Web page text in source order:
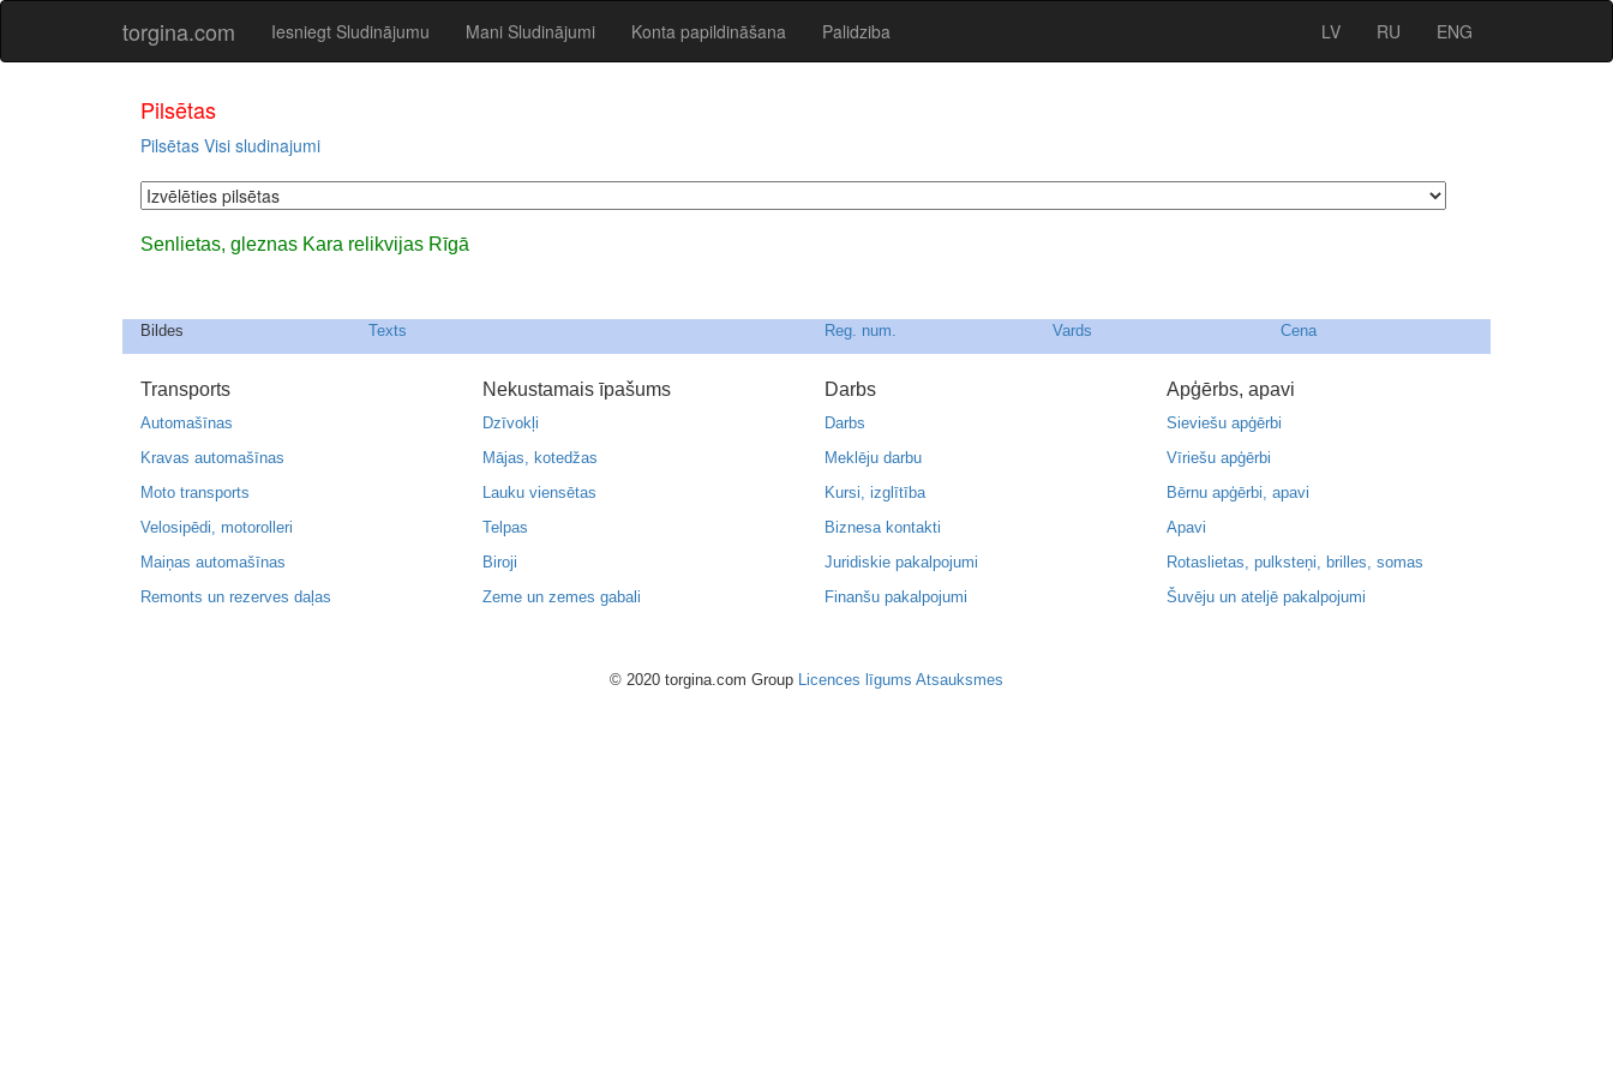
torgina.com Iesniegt Sludinājumu Mani Sludinājumi Konta papildināšana Palidziba LV RU ENG
Pilsētas
Pilsētas Visi sludinajumi
Senlietas, gleznas Kara relikvijas Rīgā
Bildes Texts Reg. num. Vards Cena
Transports
Automašīnas
Kravas automašīnas
Moto transports
Velosipēdi, motorolleri
Maiņas automašīnas
Remonts un rezerves daļas
Nekustamais īpašums
Dzīvokļi
Mājas, kotedžas
Lauku viensētas
Telpas
Biroji
Zeme un zemes gabali
Darbs
Darbs
Meklēju darbu
Kursi, izglītība
Biznesa kontakti
Juridiskie pakalpojumi
Finanšu pakalpojumi
Apģērbs, apavi
Sieviešu apģērbi
Vīriešu apģērbi
Bērnu apģērbi, apavi
Apavi
Rotaslietas, pulksteņi, brilles, somas
Šuvēju un ateljē pakalpojumi
© 2020 torgina.com Group Licences līgums Atsauksmes